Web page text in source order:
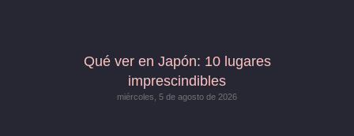
Qué ver en Japón: 10 lugares
imprescindibles
miércoles, 5 de agosto de 2026